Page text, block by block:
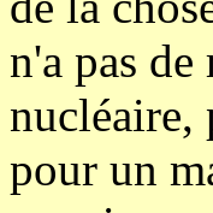
n'a pas
nucléaire,
pour un